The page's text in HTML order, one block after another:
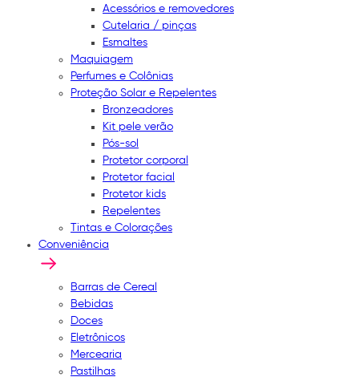
Acessórios e removedores
Cutelaria / pinças
Esmaltes
Maquiagem
Perfumes e Colônias
Proteção Solar e Repelentes
Bronzeadores
Kit pele verão
Pós-sol
Protetor corporal
Protetor facial
Protetor kids
Repelentes
Tintas e Colorações
Conveniência
Barras de Cereal
Bebidas
Doces
Eletrônicos
Mercearia
Pastilhas